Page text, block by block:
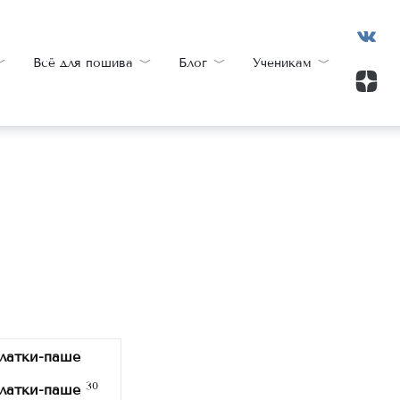
Всё для пошива Блог Ученикам
паше 30